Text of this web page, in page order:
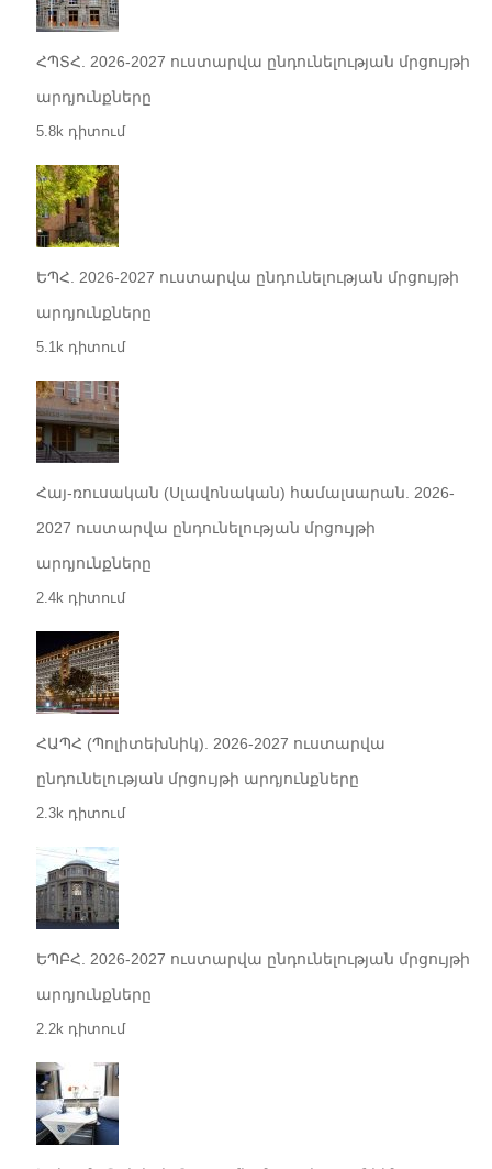
ՀՊՏՀ. 2026-2027 ուստարվա ընդունելության մրցույթի
արդյունքները
5.8k դիտում
ԵՊՀ. 2026-2027 ուստարվա ընդունելության մրցույթի
արդյունքները
5.1k դիտում
Հայ-ռուսական (Սլավոնական) համալսարան. 2026-
2027 ուստարվա ընդունելության մրցույթի
արդյունքները
2.4k դիտում
ՀԱՊՀ (Պոլիտեխնիկ). 2026-2027 ուստարվա
ընդունելության մրցույթի արդյունքները
2.3k դիտում
ԵՊԲՀ. 2026-2027 ուստարվա ընդունելության մրցույթի
արդյունքները
2.2k դիտում